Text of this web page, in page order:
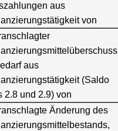
aus
von
aus
(Saldo
2.8 und 2.9) von
Änderung des